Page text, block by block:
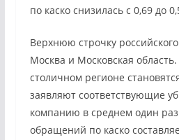
по каско снизилась с 0,69 до
Верхнюю строчку
Москва и Московская
столичном регионе
заявляют соответствующие
компанию в среднем один раз
обращений по каско